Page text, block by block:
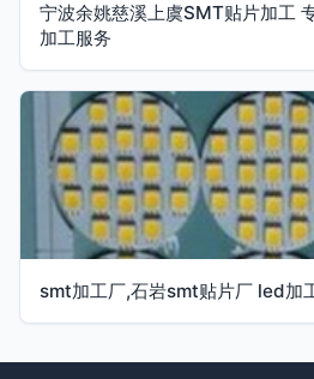
宁波余姚慈溪上虞SMT贴片加工
加工服务
smt加工厂,石岩smt贴片厂 led加